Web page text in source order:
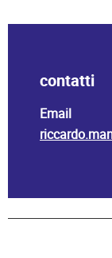
contatti
Email